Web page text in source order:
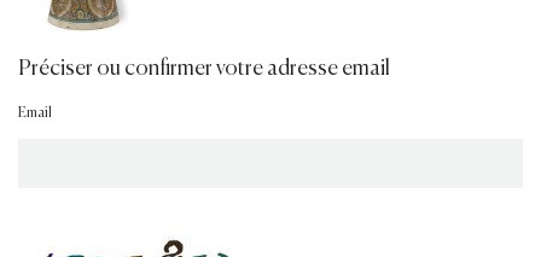
Préciser ou confirmer votre adresse email
Email